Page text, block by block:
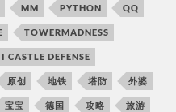
MM PYTHON QQ
TOWERMADNESS
DEFENSE
原创 地铁 塔防 外婆
宝宝 德国 攻略 旅游